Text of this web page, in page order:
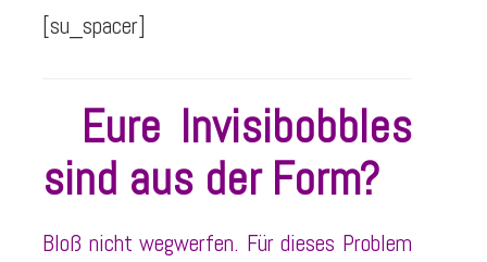
[su_spacer]
Eure Invisibobbles
sind aus der Form?
Bloß nicht wegwerfen. Für dieses Problem